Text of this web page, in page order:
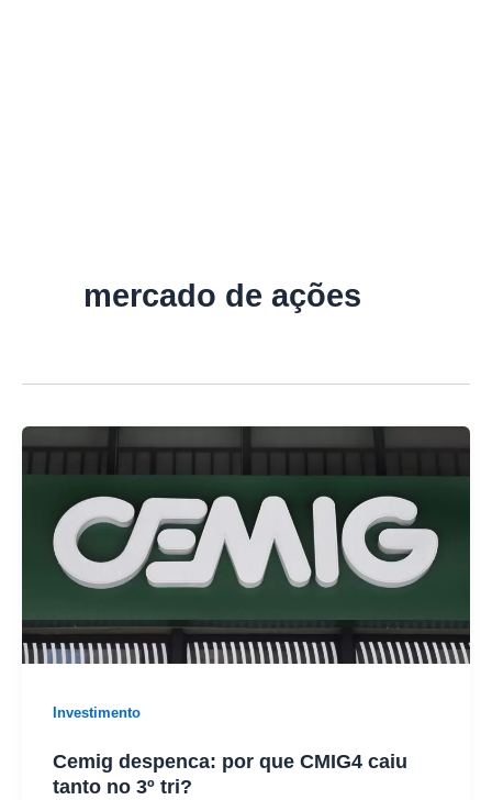
mercado de ações
Investimento
Cemig despenca: por que CMIG4 caiu
tanto no 3º tri?